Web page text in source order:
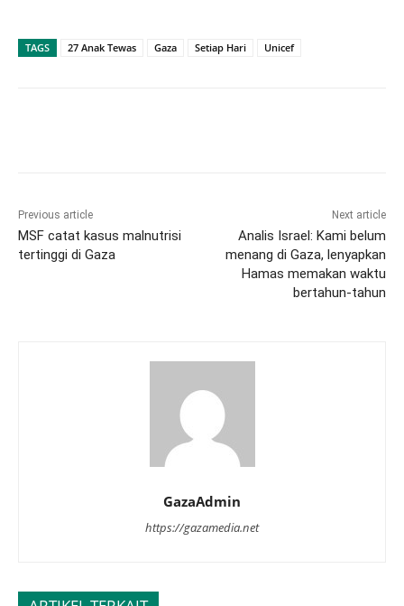
TAGS 27 Anak Tewas Gaza Setiap Hari Unicef
Previous article
MSF catat kasus malnutrisi
tertinggi di Gaza
Next article
Analis Israel: Kami belum
menang di Gaza, lenyapkan
Hamas memakan waktu
bertahun-tahun
GazaAdmin
https://gazamedia.net